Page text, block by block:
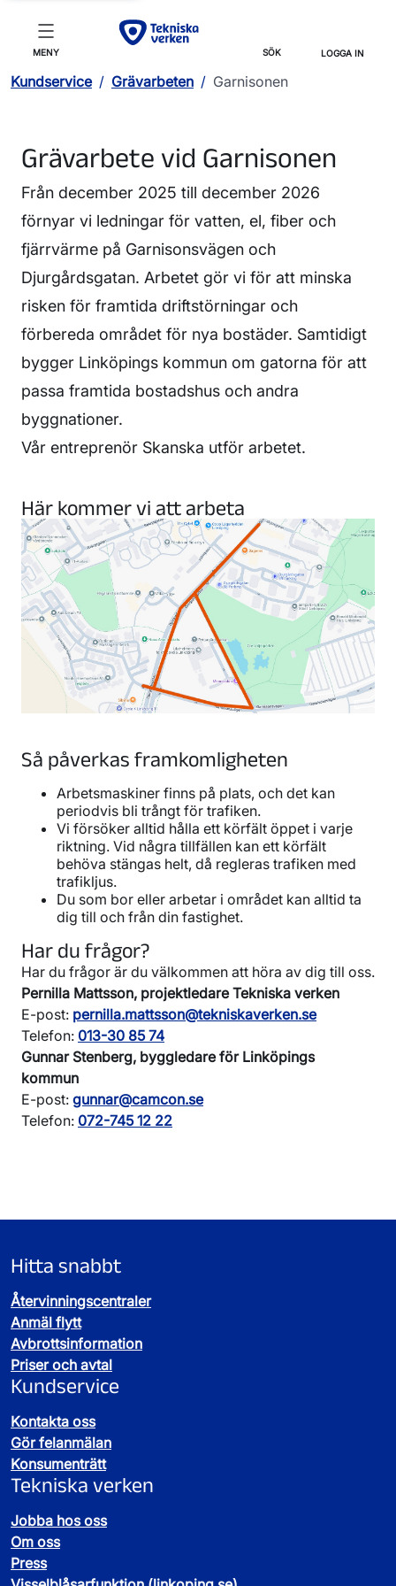
MENY SÖK LOGGA IN
Kundservice / Grävarbeten / Garnisonen
Grävarbete vid Garnisonen
Från december 2025 till december 2026
förnyar vi ledningar för vatten, el, fiber och
fjärrvärme på Garnisonsvägen och
Djurgårdsgatan. Arbetet gör vi för att minska
risken för framtida driftstörningar och
förbereda området för nya bostäder. Samtidigt
bygger Linköpings kommun om gatorna för att
passa framtida bostadshus och andra
byggnationer.
Vår entreprenör Skanska utför arbetet.
Här kommer vi att arbeta
Så påverkas framkomligheten
Arbetsmaskiner finns på plats, och det kan
periodvis bli trångt för trafiken.
Vi försöker alltid hålla ett körfält öppet i varje
riktning. Vid några tillfällen kan ett körfält
behöva stängas helt, då regleras trafiken med
trafikljus.
Du som bor eller arbetar i området kan alltid ta
dig till och från din fastighet.
Har du frågor?
Har du frågor är du välkommen att höra av dig till oss.
Pernilla Mattsson, projektledare Tekniska verken
E-post: pernilla.mattsson@tekniskaverken.se
Telefon: 013-30 85 74
Gunnar Stenberg, byggledare för Linköpings
kommun
E-post: gunnar@camcon.se
Telefon: 072-745 12 22
Hitta snabbt
Återvinningscentraler
Anmäl flytt
Avbrottsinformation
Priser och avtal
Kundservice
Kontakta oss
Gör felanmälan
Konsumenträtt
Tekniska verken
Jobba hos oss
Om oss
Press